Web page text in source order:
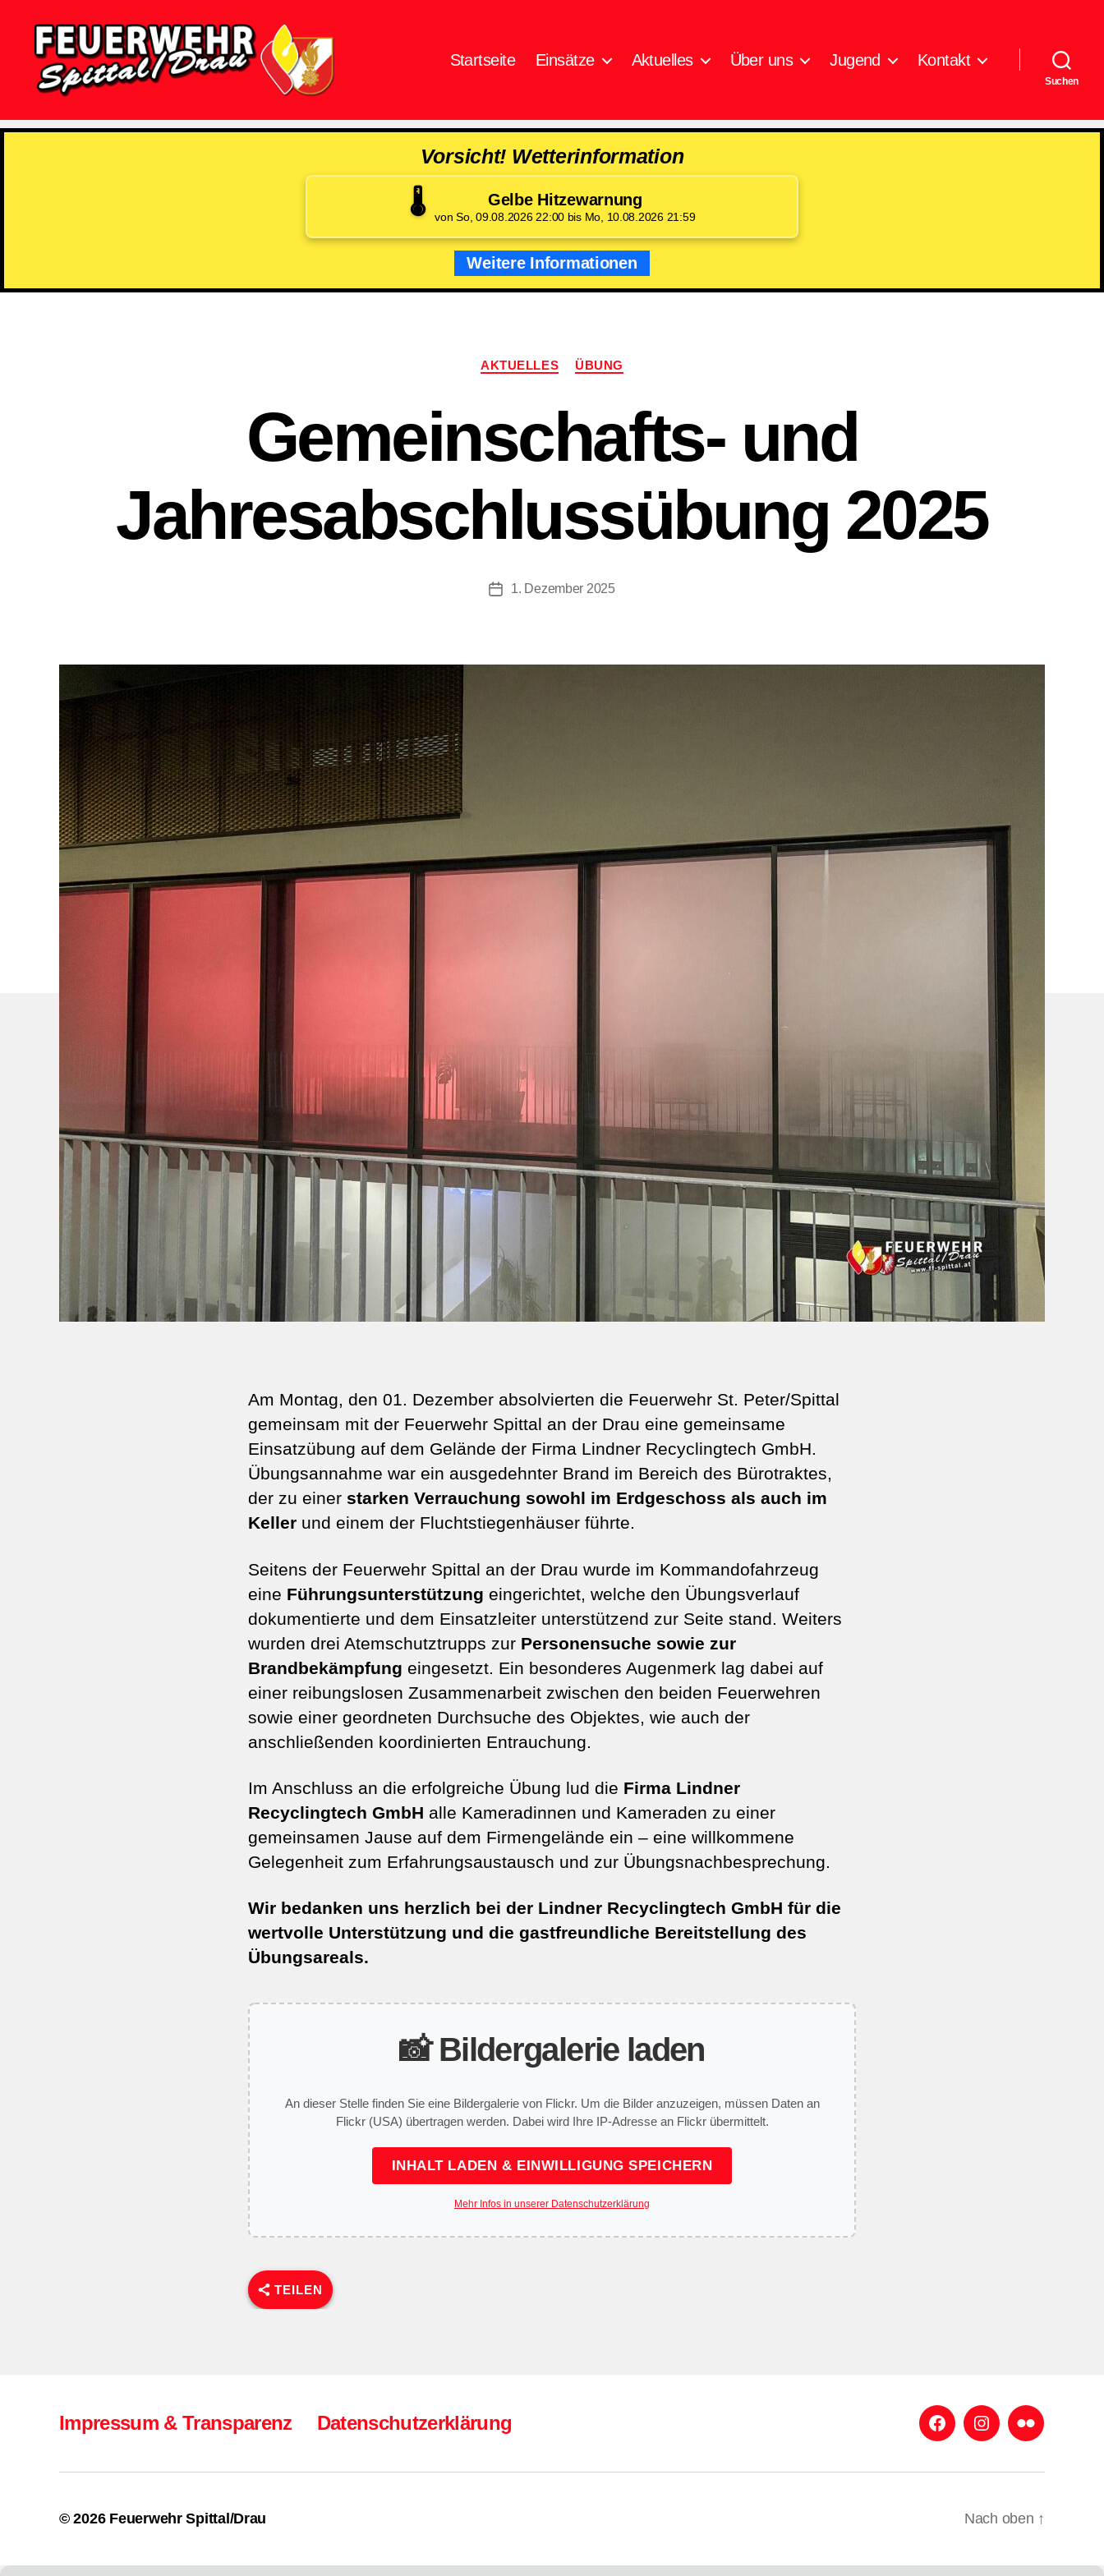
Spittal/Drau
Startseite Einsätze Aktuelles Über uns Jugend Kontakt
Suchen
Vorsicht! Wetterinformation
🌡️ Gelbe Hitzewarnung
von So, 09.08.2026 22:00 bis Mo, 10.08.2026 21:59
Weitere Informationen
Kategorien
AKTUELLES ÜBUNG
Gemeinschafts- und
Jahresabschlussübung 2025
Beitragsdatum
1. Dezember 2025
Am Montag, den 01. Dezember absolvierten die Feuerwehr St. Peter/Spittal
gemeinsam mit der Feuerwehr Spittal an der Drau eine gemeinsame
Einsatzübung auf dem Gelände der Firma Lindner Recyclingtech GmbH.
Übungsannahme war ein ausgedehnter Brand im Bereich des Bürotraktes,
der zu einer starken Verrauchung sowohl im Erdgeschoss als auch im
Keller und einem der Fluchtstiegenhäuser führte.
Seitens der Feuerwehr Spittal an der Drau wurde im Kommandofahrzeug
eine Führungsunterstützung eingerichtet, welche den Übungsverlauf
dokumentierte und dem Einsatzleiter unterstützend zur Seite stand. Weiters
wurden drei Atemschutztrupps zur Personensuche sowie zur
Brandbekämpfung eingesetzt. Ein besonderes Augenmerk lag dabei auf
einer reibungslosen Zusammenarbeit zwischen den beiden Feuerwehren
sowie einer geordneten Durchsuche des Objektes, wie auch der
anschließenden koordinierten Entrauchung.
Im Anschluss an die erfolgreiche Übung lud die Firma Lindner
Recyclingtech GmbH alle Kameradinnen und Kameraden zu einer
gemeinsamen Jause auf dem Firmengelände ein – eine willkommene
Gelegenheit zum Erfahrungsaustausch und zur Übungsnachbesprechung.
Wir bedanken uns herzlich bei der Lindner Recyclingtech GmbH für die
wertvolle Unterstützung und die gastfreundliche Bereitstellung des
Übungsareals.
📸 Bildergalerie laden
An dieser Stelle finden Sie eine Bildergalerie von Flickr. Um die Bilder anzuzeigen, müssen Daten an
Flickr (USA) übertragen werden. Dabei wird Ihre IP-Adresse an Flickr übermittelt.
INHALT LADEN & EINWILLIGUNG SPEICHERN
Mehr Infos in unserer Datenschutzerklärung
TEILEN
Impressum & Transparenz Datenschutzerklärung FacebookInstagram
Flickr
© 2026 Feuerwehr Spittal/Drau Nach oben ↑